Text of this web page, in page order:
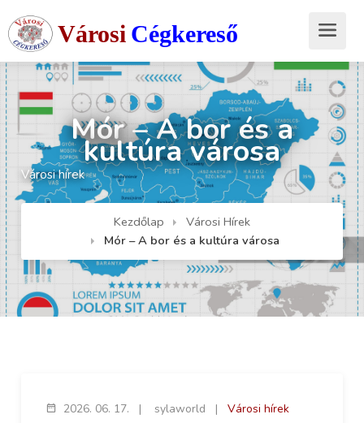
Városi Cégkereső
Mór – A bor és a
kultúra városa
Városi hírek
Kezdőlap
Városi Hírek
Mór – A bor és a kultúra városa
2026. 06. 17. | sylaworld | Városi hírek